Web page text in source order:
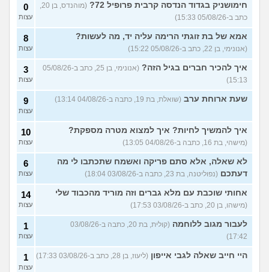
שאלות על המקצוע של הנהלת
חשבונות (מישהי, בת 30)
5
עצות
איך לשפר את הנושא
התעסוקתי? (אנונימית, בת 27)
4
עצות
איך להבין מה הכיוון שלי?
(אנונימית, בת 21)
4
עצות
עוד שאלות חדשות במדור
חימושניק בגדוד הנדסה קרבית פרופיל 72?
(מוהנדס, בן 20,
כתב ב-05/08/26 15:33)
0
עצות
אמא של בת זוגתי הרימה עליה יד, מה לעשות?
(אנונימי, בן 22, כתב ב-05/08/26 15:22)
8
עצות
איך להכיר חברים בגיל הזה?
(אנונימי, בן 25, כתב ב-05/08/26
15:13)
3
עצות
שעת ארוחת ערב (שואלת, בת 19, כתבה ב-04/08/26 13:14) 9
עצות
איך להמשיך לחיות? איך למצוא מטרה מספקת?
(מישהי, בת 16, כתבה ב-04/08/26 13:05)
10
עצות
לא שאלה, אלא סתם פריקה ואשמח שתכתבו לי מה
דעתכם (נפוליטנה, בת 23, כתבה ב-03/08/26 18:04)
6
עצות
אחותי שוכבת עם מלא גברים וזה מוריד מהכבוד שלי
(מישהו, בן 20, כתב ב-03/08/26 17:53)
14
עצות
לעבור מגוב ללוחמה
(קולית, בת 20, כתבה ב-03/08/26
17:42)
1
עצות
היי חייב שאלה לגבי אייפון (ליעוז, בן 28, כתב ב-03/08/26 17:33) 1
עצות